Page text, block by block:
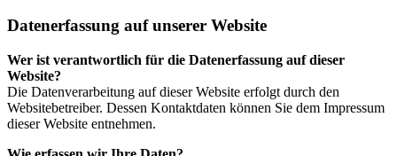
Datenerfassung auf unserer Website
Wer ist verantwortlich für die Datenerfassung auf dieser
Website?
Die Datenverarbeitung auf dieser Website erfolgt durch den
Websitebetreiber. Dessen Kontaktdaten können Sie dem Impressum
dieser Website entnehmen.